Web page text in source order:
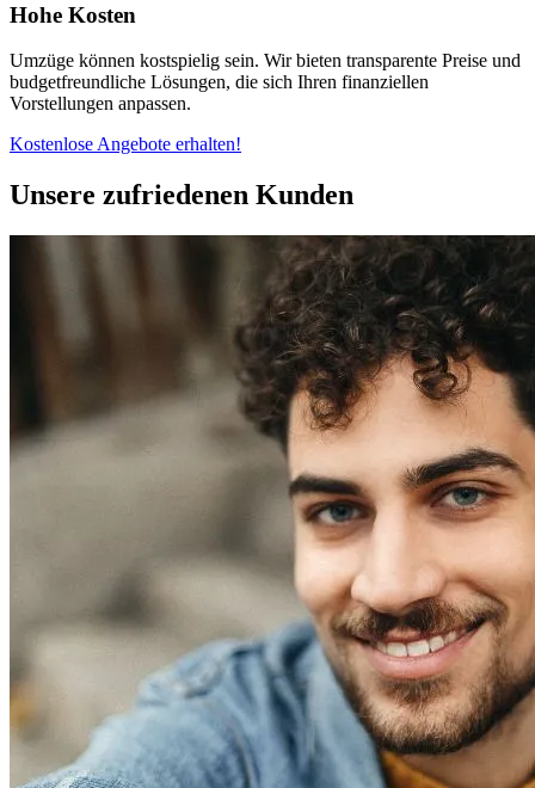
Hohe Kosten
Umzüge können kostspielig sein. Wir bieten transparente Preise und
budgetfreundliche Lösungen, die sich Ihren finanziellen
Vorstellungen anpassen.
Kostenlose Angebote erhalten!
Unsere zufriedenen Kunden